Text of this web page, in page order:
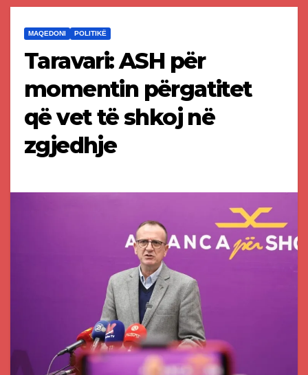
MAQEDONI POLITIKË
Taravari: ASH për
momentin përgatitet
që vet të shkoj në
zgjedhje